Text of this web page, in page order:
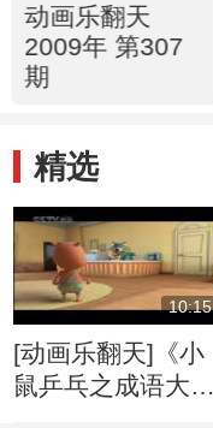
动画乐翻天
2009年 第307
期
精选
10:15
[动画乐翻天]《小
鼠乒乓之成语大